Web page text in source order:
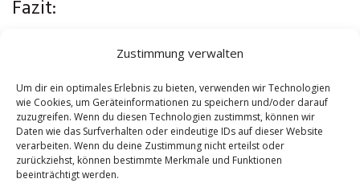
Zustimmung verwalten
Um dir ein optimales Erlebnis zu bieten, verwenden wir Technologien
wie Cookies, um Geräteinformationen zu speichern und/oder darauf
zuzugreifen. Wenn du diesen Technologien zustimmst, können wir
Daten wie das Surfverhalten oder eindeutige IDs auf dieser Website
verarbeiten. Wenn du deine Zustimmung nicht erteilst oder
zurückziehst, können bestimmte Merkmale und Funktionen
beeinträchtigt werden.
Fazit:
Autovermietung Ettenheim|Sicherheitsdienst
Ettenheim|Hauskauf Ettenheim|Hundeschule
Ettenheim|Schamane Ettenheim
Contents [show]